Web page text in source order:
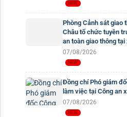
Phòng Cảnh sát giao
Châu tổ chức tuyên
an toàn giao thông tại
07/08/2026
Đồng chí Phó giám
làm việc tại Công an
07/08/2026